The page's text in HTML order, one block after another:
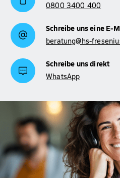
0800 3400 400
Schreibe uns eine E-
beratung@hs-
Schreibe uns direkt
WhatsApp